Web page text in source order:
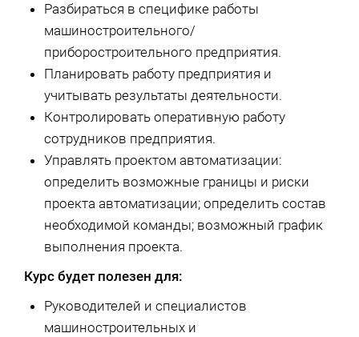
Разбираться в специфике работы
машиностроительного/
приборостроительного предприятия.
Планировать работу предприятия и
учитывать результаты деятельности.
Контролировать оперативную работу
сотрудников предприятия.
Управлять проектом автоматизации:
определить возможные границы и риски
проекта автоматизации; определить состав
необходимой команды; возможный график
выполнения проекта.
Курс будет полезен для:
Руководителей и специалистов
машиностроительных и